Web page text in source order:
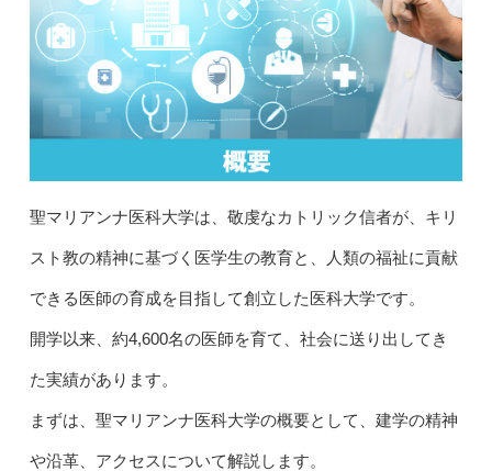
聖マリアンナ医科大学は、敬虔なカトリック信者が、キリ
スト教の精神に基づく医学生の教育と、人類の福祉に貢献
できる医師の育成を目指して創立した医科大学です。
開学以来、約4,600名の医師を育て、社会に送り出してき
た実績があります。
まずは、聖マリアンナ医科大学の概要として、建学の精神
や沿革、アクセスについて解説します。